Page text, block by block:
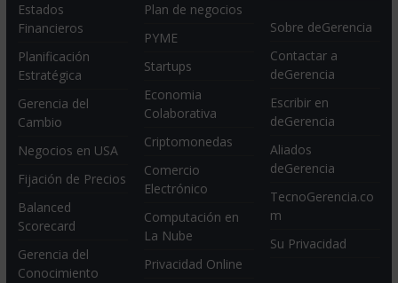
Estados
Financieros
Planificación
Estratégica
Gerencia del
Cambio
Negocios en USA
Fijación de Precios
Balanced
Scorecard
Gerencia del
Conocimiento
Plan de negocios
PYME
Startups
Economia
Colaborativa
Criptomonedas
Comercio
Electrónico
Computación en
La Nube
Privacidad Online
Sobre deGerencia
Contactar a
deGerencia
Escribir en
deGerencia
Aliados
deGerencia
TecnoGerencia.co
m
Su Privacidad